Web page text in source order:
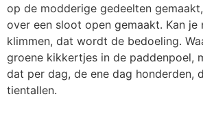
op de modderige gedeelten
over een sloot open gemaakt. Kan je
klimmen, dat wordt de bedoeling.
groene kikkertjes in de paddenpoel,
dat per dag, de ene dag honderden,
tientallen.